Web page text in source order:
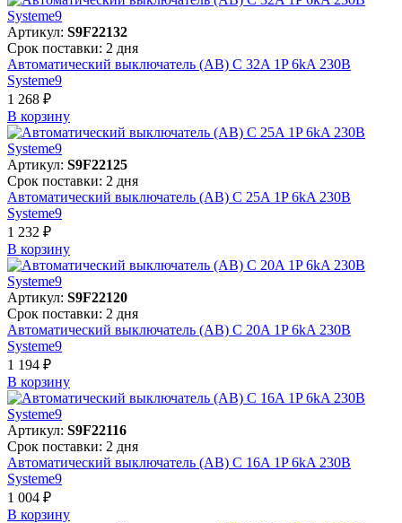
Артикул: S9F22132
Срок поставки: 2 дня
Автоматический выключатель (АВ) C 32A 1P 6kA 230В
Systeme9
1 268 ₽
В корзинy
Артикул: S9F22125
Срок поставки: 2 дня
Автоматический выключатель (АВ) C 25A 1P 6kA 230В
Systeme9
1 232 ₽
В корзинy
Артикул: S9F22120
Срок поставки: 2 дня
Автоматический выключатель (АВ) C 20A 1P 6kA 230В
Systeme9
1 194 ₽
В корзинy
Артикул: S9F22116
Срок поставки: 2 дня
Автоматический выключатель (АВ) C 16A 1P 6kA 230В
Systeme9
1 004 ₽
В корзинy